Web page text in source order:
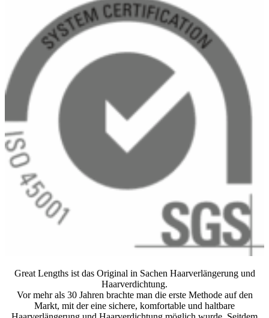
Great Lengths ist das Original in Sachen Haarverlängerung und
Haarverdichtung.
Vor mehr als 30 Jahren brachte man die erste Methode auf den
Markt, mit der eine sichere, komfortable und haltbare